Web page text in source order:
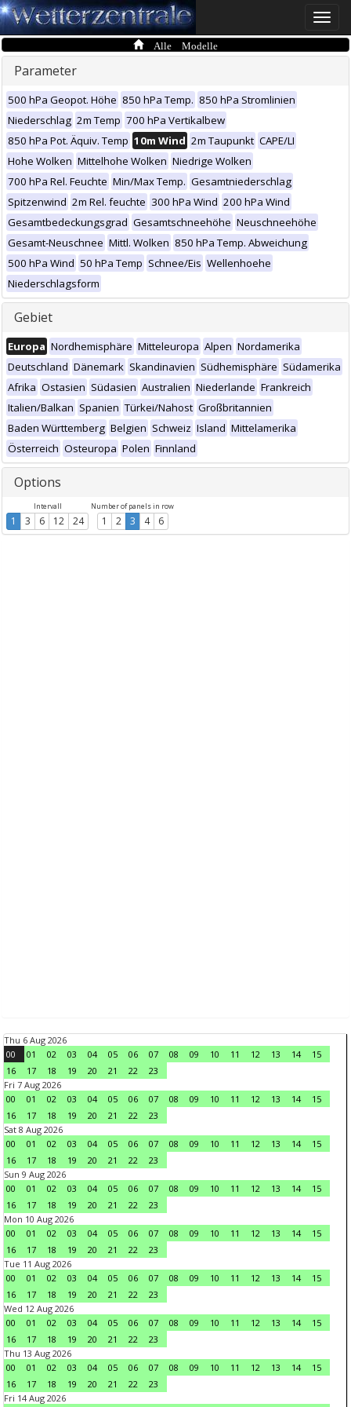
Toggle
Alle Modelle
Parameter
500 hPa Geopot. Höhe 850 hPa Temp. 850 hPa Stromlinien
Niederschlag 2m Temp 700 hPa Vertikalbew
850 hPa Pot. Äquiv. Temp 10m Wind 2m Taupunkt CAPE/LI
Hohe Wolken Mittelhohe Wolken Niedrige Wolken
700 hPa Rel. Feuchte Min/Max Temp. Gesamtniederschlag
Spitzenwind 2m Rel. feuchte 300 hPa Wind 200 hPa Wind
Gesamtbedeckungsgrad Gesamtschneehöhe Neuschneehöhe
Gesamt-Neuschnee Mittl. Wolken 850 hPa Temp. Abweichung
500 hPa Wind 50 hPa Temp Schnee/Eis Wellenhoehe
Niederschlagsform
Gebiet
Europa Nordhemisphäre Mitteleuropa Alpen Nordamerika
Deutschland Dänemark Skandinavien Südhemisphäre Südamerika
Afrika Ostasien Südasien Australien Niederlande Frankreich
Italien/Balkan Spanien Türkei/Nahost Großbritannien
Baden Württemberg Belgien Schweiz Island Mittelamerika
Österreich Osteuropa Polen Finnland
Options
Intervall
1 3 6 12 24
Number of panels in row
1 2 3 4 6
Thu 6 Aug 2026
00
01 02 03 04 05 06 07 08 09 10 11 12 13 14
15
16
17 18 19 20 21 22
23
Fri 7 Aug 2026
00
01 02 03 04 05 06 07 08 09 10 11 12 13 14
15
16
17 18 19 20 21 22
23
Sat 8 Aug 2026
00
01 02 03 04 05 06 07 08 09 10 11 12 13 14
15
16
17 18 19 20 21 22
23
Sun 9 Aug 2026
00
01 02 03 04 05 06 07 08 09 10 11 12 13 14
15
16
17 18 19 20 21 22
23
Mon 10 Aug 2026
00
01 02 03 04 05 06 07 08 09 10 11 12 13 14
15
16
17 18 19 20 21 22
23
Tue 11 Aug 2026
00
01 02 03 04 05 06 07 08 09 10 11 12 13 14
15
16
17 18 19 20 21 22
23
Wed 12 Aug 2026
00
01 02 03 04 05 06 07 08 09 10 11 12 13 14
15
16
17 18 19 20 21 22
23
Thu 13 Aug 2026
00
01 02 03 04 05 06 07 08 09 10 11 12 13 14
15
16
17 18 19 20 21 22
23
Fri 14 Aug 2026